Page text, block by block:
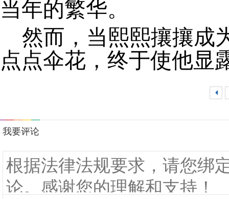
当年的繁华。
然而，当熙熙攘攘成
点点伞花，终于使他显
<